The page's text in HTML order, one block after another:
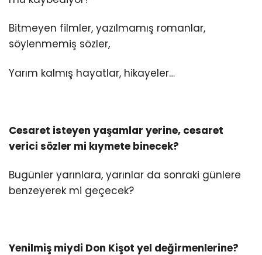
Bitmeyen filmler, yazılmamış romanlar,
söylenmemiş sözler,
Yarım kalmış hayatlar, hikayeler…
Cesaret isteyen yaşamlar yerine, cesaret
verici sözler mi kıymete binecek?
Bugünler yarınlara, yarınlar da sonraki günlere
benzeyerek mi geçecek?
Yenilmiş miydi Don Kişot yel değirmenlerine?